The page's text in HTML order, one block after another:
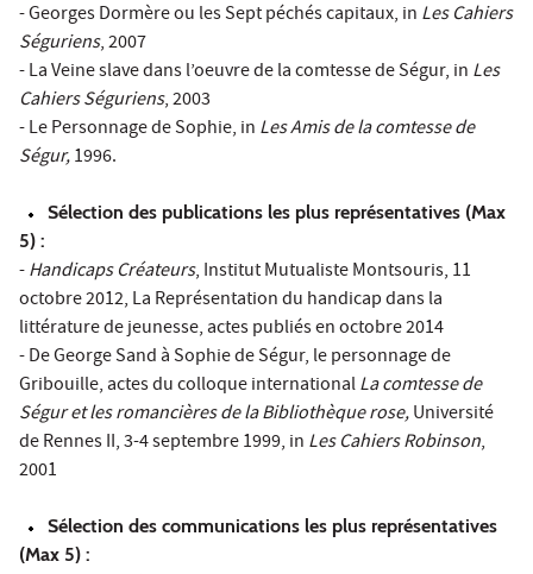
- Georges Dormère ou les Sept péchés capitaux, in Les Cahiers
Séguriens, 2007
- La Veine slave dans l’oeuvre de la comtesse de Ségur, in Les
Cahiers Séguriens, 2003
- Le Personnage de Sophie, in Les Amis de la comtesse de
Ségur,1996.
Sélection des publications les plus représentatives (Max
5) :
-Handicaps Créateurs, Institut Mutualiste Montsouris, 11
octobre 2012, La Représentation du handicap dans la
littérature de jeunesse, actes publiés en octobre 2014
- De George Sand à Sophie de Ségur, le personnage de
Gribouille, actes du colloque internationalLa comtesse de
Ségur et les romancières de la Bibliothèque rose,Université
de Rennes II, 3-4 septembre 1999, in Les Cahiers Robinson,
2001
Sélection des communications les plus représentatives
(Max 5) :